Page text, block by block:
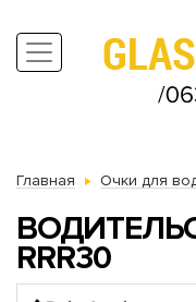
Главная Очки для
RRR30